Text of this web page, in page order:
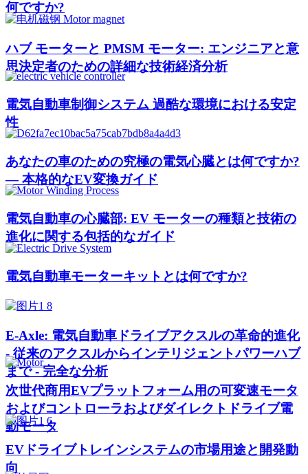
何ですか?
ハブ モーターと PMSM モーター: エンジニアと意
思決定者のための詳細な技術経済分析
電気自動車制御システム 過酷な環境における安定
性
あなたの車のための究極の電気心臓とは何ですか?
— 本格的なEV変換ガイド
電気自動車の心臓部: EV モーターの種類と技術の
進化に関する包括的なガイド
電気自動車モーターキットとは何ですか?
E-Axle: 電気自動車ドライブアクスルの革命的進化
- 従来のアクスルからインテリジェントパワーハブ
まで - 完全な分析
次世代商用EVプラットフォーム用の可変速モータ
およびコントローラおよびダイレクトドライブ電
動モータ
EVドライブトレインシステムの市場用途と開発動
向